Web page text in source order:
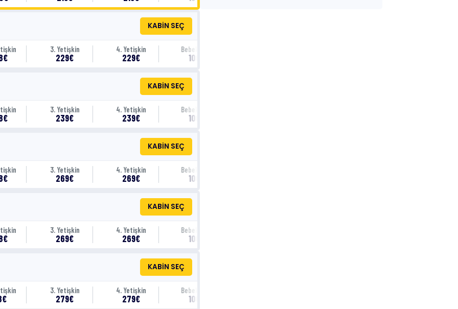
KABİN SEÇ
3. Yetişkin
229€
4. Yetişkin
229€
Bebek (0-1)
100€
KABİN SEÇ
3. Yetişkin
239€
4. Yetişkin
239€
Bebek (0-1)
100€
KABİN SEÇ
3. Yetişkin
269€
4. Yetişkin
269€
Bebek (0-1)
100€
KABİN SEÇ
3. Yetişkin
269€
4. Yetişkin
269€
Bebek (0-1)
100€
KABİN SEÇ
3. Yetişkin
279€
4. Yetişkin
279€
Bebek (0-1)
100€